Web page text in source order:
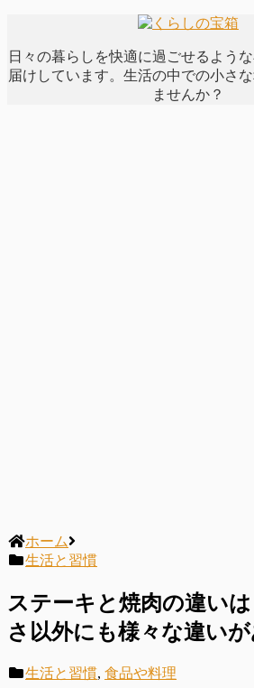
日々の暮らしを快適に過ごせるよう
届けしています。生活の中での小さ
ませんか？
ホーム
生活と習慣
ステーキと焼肉の違い
さ以外にも様々な違いが
生活と習慣, 食品や料理